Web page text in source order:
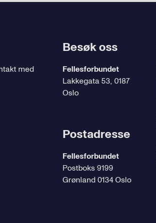
med
Besøk oss
Fellesforbundet
Lakkegata 53, 0187
Oslo
Postadresse
Fellesforbundet
Postboks 9199
Grønland 0134 Oslo